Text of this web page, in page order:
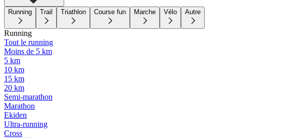
Running Trail Triathlon Course fun Marche Vélo Autre
Running
Tout le running
Moins de 5 km
5 km
10 km
15 km
20 km
Semi-marathon
Marathon
Ekiden
Ultra-running
Cross